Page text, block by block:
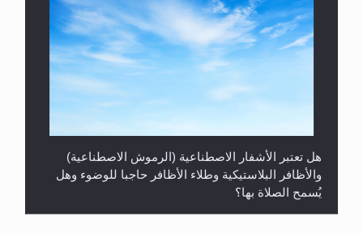
هل تعتبر الأشفار الاصطناعية (الرموش الاصطناعية)
والأظافر البلاستيكية وطلاء الأظافر حاجبا للوضوء وهل
يُسمح الصلاة بها؟